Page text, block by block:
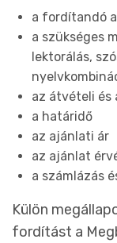
a fordítandó
a szükséges
lektorálás,
az átvételi és
a határidő
az ajánlati ár
az ajánlat
a számlázás
Külön
fordítást a